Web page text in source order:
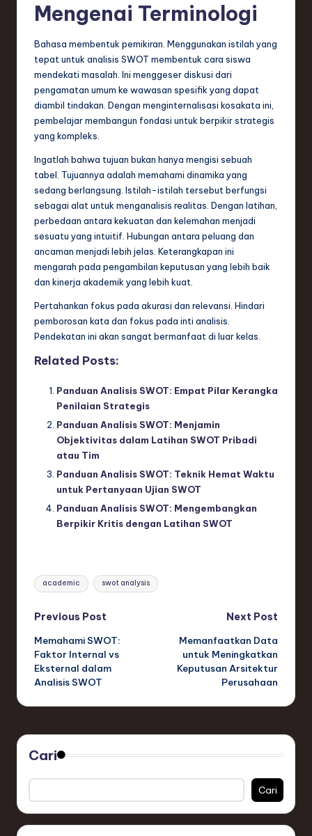
Mengenai Terminologi
Bahasa membentuk pemikiran. Menggunakan istilah yang
tepat untuk analisis SWOT membentuk cara siswa
mendekati masalah. Ini menggeser diskusi dari
pengamatan umum ke wawasan spesifik yang dapat
diambil tindakan. Dengan menginternalisasi kosakata ini,
pembelajar membangun fondasi untuk berpikir strategis
yang kompleks.
Ingatlah bahwa tujuan bukan hanya mengisi sebuah
tabel. Tujuannya adalah memahami dinamika yang
sedang berlangsung. Istilah-istilah tersebut berfungsi
sebagai alat untuk menganalisis realitas. Dengan latihan,
perbedaan antara kekuatan dan kelemahan menjadi
sesuatu yang intuitif. Hubungan antara peluang dan
ancaman menjadi lebih jelas. Keterangkapan ini
mengarah pada pengambilan keputusan yang lebih baik
dan kinerja akademik yang lebih kuat.
Pertahankan fokus pada akurasi dan relevansi. Hindari
pemborosan kata dan fokus pada inti analisis.
Pendekatan ini akan sangat bermanfaat di luar kelas.
Related Posts:
Panduan Analisis SWOT: Empat Pilar Kerangka
Penilaian Strategis
Panduan Analisis SWOT: Menjamin
Objektivitas dalam Latihan SWOT Pribadi
atau Tim
Panduan Analisis SWOT: Teknik Hemat Waktu
untuk Pertanyaan Ujian SWOT
Panduan Analisis SWOT: Mengembangkan
Berpikir Kritis dengan Latihan SWOT
Tags:
academic swot analysis
Post
navigation
Previous Post
Memahami SWOT:
Faktor Internal vs
Eksternal dalam
Analisis SWOT
Next Post
Memanfaatkan Data
untuk Meningkatkan
Keputusan Arsitektur
Perusahaan
Cari
Cari